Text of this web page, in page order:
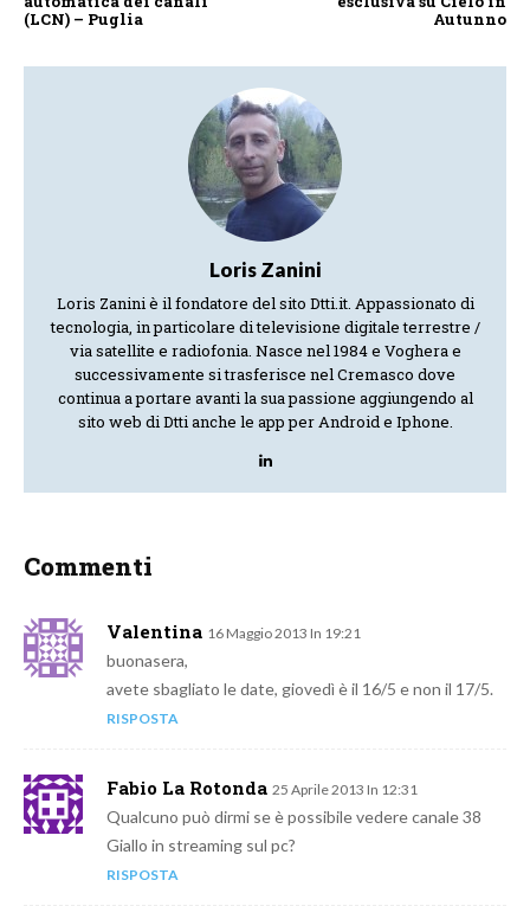
(LCN) – Puglia
Autunno
Loris Zanini
Loris Zanini è il fondatore del sito Dtti.it. Appassionato di
tecnologia, in particolare di televisione digitale terrestre /
via satellite e radiofonia. Nasce nel 1984 e Voghera e
successivamente si trasferisce nel Cremasco dove
continua a portare avanti la sua passione aggiungendo al
sito web di Dtti anche le app per Android e Iphone.
Commenti
Valentina 16 Maggio 2013 In 19:21
buonasera,
avete sbagliato le date, giovedì è il 16/5 e non il 17/5.
RISPOSTA
Fabio La Rotonda 25 Aprile 2013 In 12:31
Qualcuno può dirmi se è possibile vedere canale 38
Giallo in streaming sul pc?
RISPOSTA